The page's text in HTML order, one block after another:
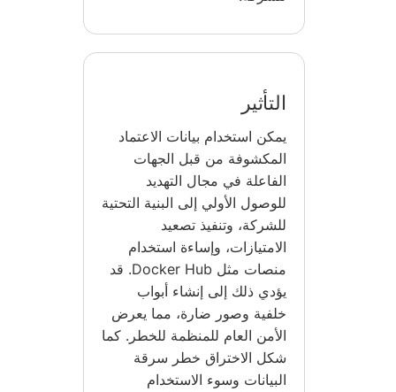
التأثير
يمكن استخدام بيانات الاعتماد
المكشوفة من قبل الجهات
الفاعلة في مجال التهديد
للوصول الأولي إلى البنية التحتية
للشركة، وتنفيذ تصعيد
الامتيازات، وإساءة استخدام
منصات مثل Docker Hub. قد
يؤدي ذلك إلى إنشاء أبواب
خلفية وصور ضارة، مما يعرض
الأمن العام للمنظمة للخطر. كما
شكل الاختراق خطر سرقة
البيانات وسوء الاستخدام